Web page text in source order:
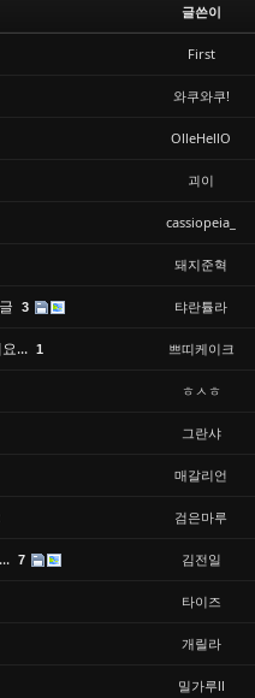
글쓴이
First
와쿠와쿠!
OlleHellO
괴이
cassiopeia_
돼지준혁
3 탸란튤라
... 1 쁘띠케이크
ㅎㅅㅎ
그란샤
매갈리언
검은마루
7 김전일
타이즈
개릴라
밀가루ll